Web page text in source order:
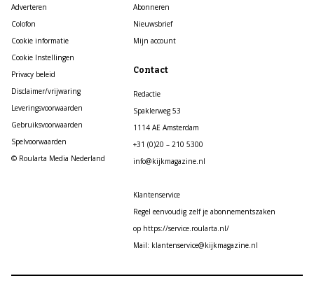
Adverteren
Colofon
Cookie informatie
Cookie Instellingen
Privacy beleid
Disclaimer/vrijwaring
Leveringsvoorwaarden
Gebruiksvoorwaarden
Spelvoorwaarden
© Roularta Media Nederland
Abonneren
Nieuwsbrief
Mijn account
Contact
Redactie
Spaklerweg 53
1114 AE Amsterdam
+31 (0)20 – 210 5300
info@kijkmagazine.nl
Klantenservice
Regel eenvoudig zelf je abonnementszaken
op https://service.roularta.nl/
Mail: klantenservice@kijkmagazine.nl